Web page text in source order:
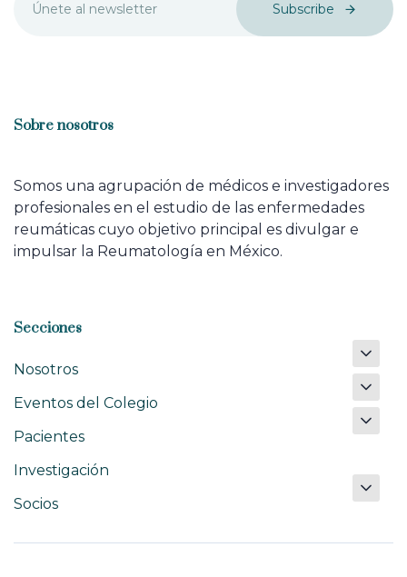
Subscribe
Sobre nosotros
Somos una agrupación de médicos e investigadores
profesionales en el estudio de las enfermedades
reumáticas cuyo objetivo principal es divulgar e
impulsar la Reumatología en México.
Secciones
Nosotros
Eventos del Colegio
Pacientes
Investigación
Socios